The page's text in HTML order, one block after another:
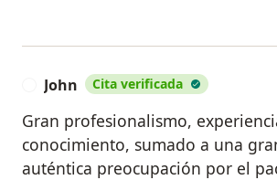
John Cita verificada
Gran profesionalismo,
conocimiento, sumado a una
auténtica preocupación por el